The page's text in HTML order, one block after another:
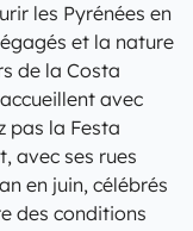
les Pyrénées en
et la nature
de la Costa
avec
pas la Festa
avec ses rues
en juin, célébrés
des conditions